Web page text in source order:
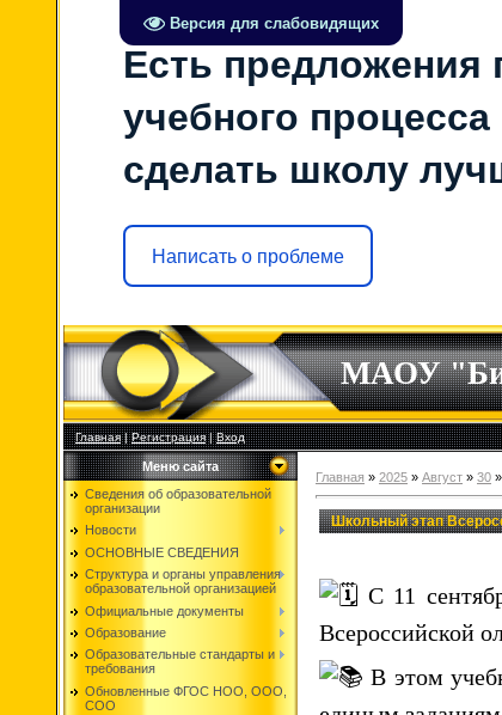
Версия для слабовидящих
Есть предложения
учебного процесса
сделать школу
Написать о проблеме
МАОУ
Главная|Регистрация|Вход
Меню сайта
Сведения об образовательной
организации
Новости
ОСНОВНЫЕ СВЕДЕНИЯ
Структура и органы управления
образовательной организацией
Официальные документы
Образование
Образовательные стандарты и
требования
Обновленные ФГОС НОО, ООО,
СОО
Главная » 2025 » Август » 30
Школьный этап
С 11
Всероссийской
В этом